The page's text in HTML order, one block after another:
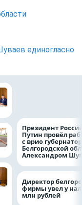
единогласно
Президент
Путин провёл
с врио
Белгородской
Александром
Директор
фирмы увел у
млн рублей